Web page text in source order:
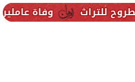
وفاة عاملين متأثرين